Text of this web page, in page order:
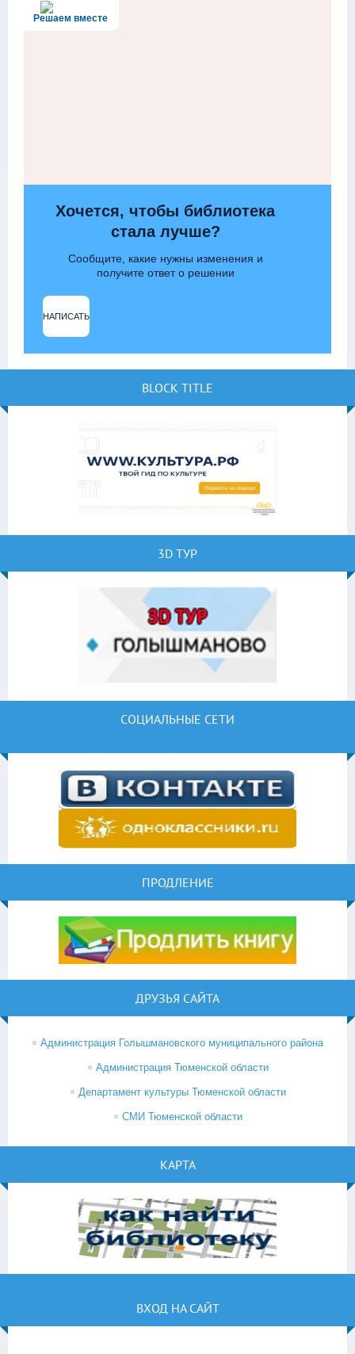
Решаем вместе
Хочется, чтобы библиотека
стала лучше?
Сообщите, какие нужны изменения и
получите ответ о решении
НАПИСАТЬ
BLOCK TITLE
3D ТУР
СОЦИАЛЬНЫЕ СЕТИ
ПРОДЛЕНИЕ
ДРУЗЬЯ САЙТА
Администрация Голышмановского муниципального района
Администрация Тюменской области
Департамент культуры Тюменской области
СМИ Тюменской области
КАРТА
ВХОД НА САЙТ